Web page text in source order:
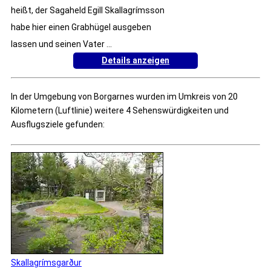
heißt, der Sagaheld Egill Skallagrímsson
habe hier einen Grabhügel ausgeben
lassen und seinen Vater ...
Details anzeigen
In der Umgebung von Borgarnes wurden im Umkreis von 20
Kilometern (Luftlinie) weitere 4 Sehenswürdigkeiten und
Ausflugsziele gefunden:
Skallagrímsgarður